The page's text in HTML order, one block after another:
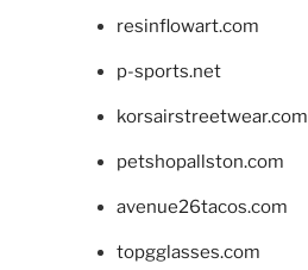
resinflowart.com
p-sports.net
korsairstreetwear.com
petshopallston.com
avenue26tacos.com
topgglasses.com